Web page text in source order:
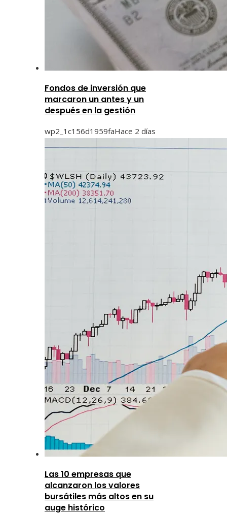
Fondos de inversión que
marcaron un antes y un
después en la gestión
wp2_1c156d1959faHace 2 días
Las 10 empresas que
alcanzaron los valores
bursátiles más altos en su
auge histórico